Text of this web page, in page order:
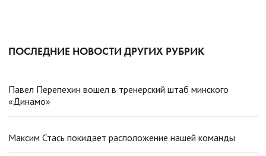
ПОСЛЕДНИЕ НОВОСТИ ДРУГИХ РУБРИК
Павел Перепехин вошел в тренерский штаб минского
«Динамо»
Максим Стась покидает расположение нашей команды